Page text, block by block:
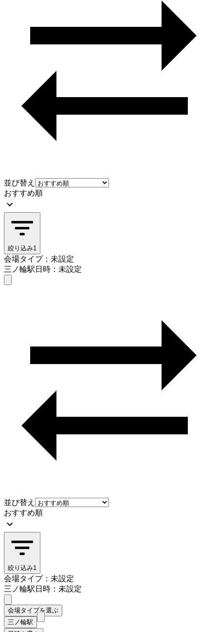
並び替え
おすすめ順
絞り込み1
会場タイプ：未設定
三ノ輪駅日時：未設定
並び替え
おすすめ順
絞り込み1
会場タイプ：未設定
三ノ輪駅日時：未設定
会場タイプを選ぶ
三ノ輪駅